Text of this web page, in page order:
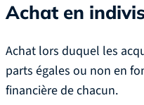
Achat en
Achat lors duquel les
parts égales ou non en
financière de chacun.